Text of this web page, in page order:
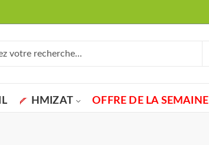
HMIZAT OFFRE DE LA SEMAINE